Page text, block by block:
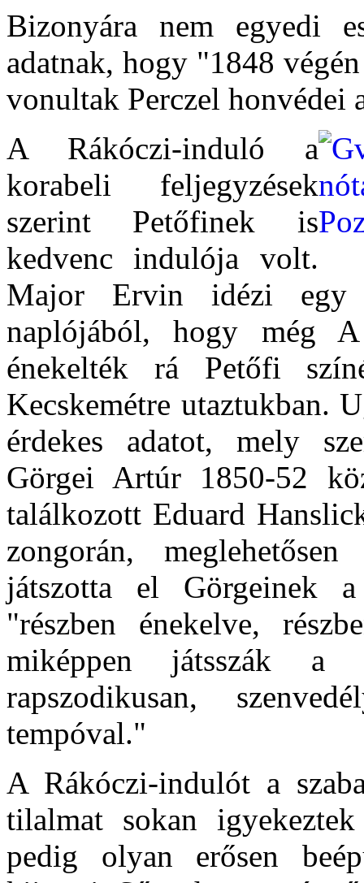
Bizonyára nem egyedi
adatnak, hogy "1848
vonultak Perczel honvédei
A Rákóczi-induló a
korabeli feljegyzések
szerint Petőfinek is
kedvenc indulója volt.
Major Ervin idézi egy
naplójából, hogy még
énekelték rá Petőfi
Kecskemétre utaztukban.
érdekes adatot, mely
Görgei Artúr 1850-52
találkozott Eduard
zongorán,
játszotta el Görgeinek
"részben énekelve,
miképpen játsszák a
rapszodikusan,
tempóval."
A Rákóczi-indulót a
tilalmat sokan
pedig olyan erősen